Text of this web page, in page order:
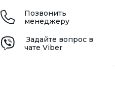
Позвонить
менеджеру
Задайте вопрос в
чате Viber